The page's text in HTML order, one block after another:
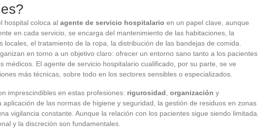
hospital coloca al agente de servicio hospitalario en un papel clave, aunque
en cada servicio, se encarga del mantenimiento de las habitaciones, la
locales, el tratamiento de la ropa, la distribución de las bandejas de comida.
en torno a un objetivo claro: ofrecer un entorno sano tanto a los pacientes
médicos. El agente de servicio hospitalario cualificado, por su parte, se ve
más técnicas, sobre todo en los sectores sensibles o especializados.
imprescindibles en estas profesiones: rigurosidad organización y
aplicación de las normas de higiene y seguridad, la gestión de residuos en zonas
vigilancia constante. Aunque la relación con los pacientes sigue siendo limitada,
y la discreción son fundamentales.